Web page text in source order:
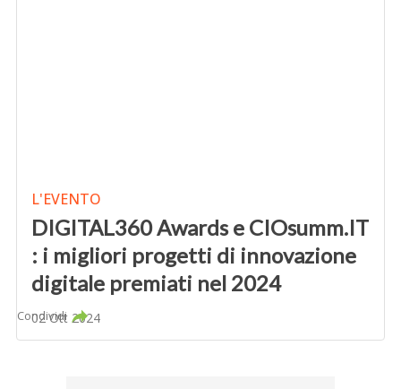
L'EVENTO
DIGITAL360 Awards e CIOsumm.IT
: i migliori progetti di innovazione
digitale premiati nel 2024
02 Ott 2024
Condividi